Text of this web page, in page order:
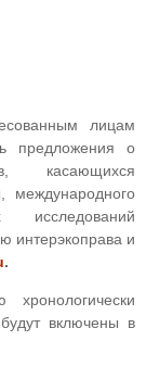
лицам
предложения о
касающихся
международного
исследований
интерэкоправа и
.
включены в